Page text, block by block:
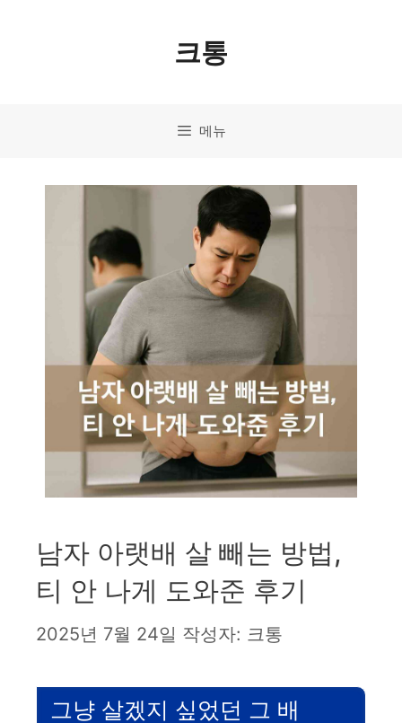
크통
메뉴
남자 아랫배 살 빼는 방법,
티 안 나게 도와준 후기
2025년 7월 24일 작성자: 크통
그냥 살겠지 싶었던 그 배